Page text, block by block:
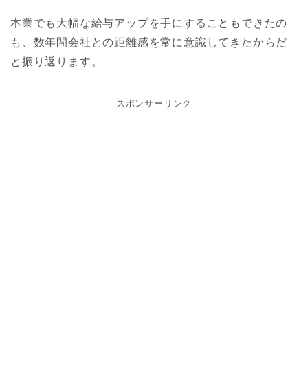
本業でも大幅な給与アップを手にすることもできたの
も、数年間会社との距離感を常に意識してきたからだ
と振り返ります。
スポンサーリンク